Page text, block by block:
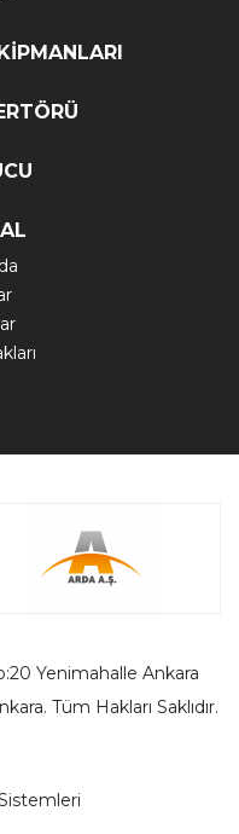
Yenimahalle Ankara
Tüm Hakları Saklıdır.